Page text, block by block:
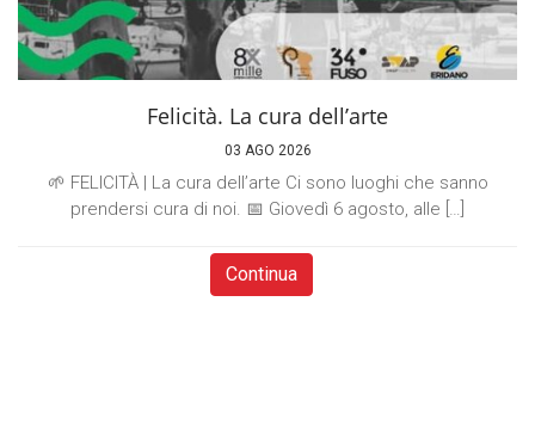
Felicità. La cura dell’arte
03 AGO 2026
🌱 FELICITÀ | La cura dell’arte Ci sono luoghi che sanno
prendersi cura di noi. 📅 Giovedì 6 agosto, alle […]
Continua